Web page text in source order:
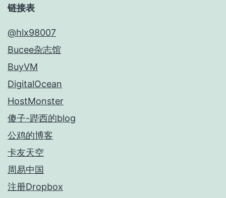
链接表
@hlx98007
Bucee杂志馆
BuyVM
DigitalOcean
HostMonster
傻子-跸西的blog
公鸡的博客
卡友天空
周易中国
注册Dropbox